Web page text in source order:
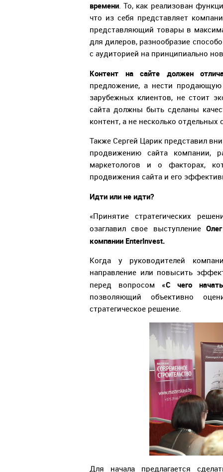
времени. То, как реализован
что из себя представляет
представляющий товары в
для дилеров, разнообразие
с аудиторией на принципиально
Контент на сайте должен
предложение, а нести
зарубежных клиентов, не стоит
сайта должны быть сделаны
контент, а не несколько отдельных
Также Сергей Царик представил
продвижению сайта компании,
маркетологов и о факторах,
продвижения сайта и его
Идти или не идти?
«Принятие стратегических
озаглавил свое выступление
компании EnterInvest.
Когда у руководителей
направление или повысить
перед вопросом «С чего
позволяющий объективно
стратегическое решение.
Для начала предлагается